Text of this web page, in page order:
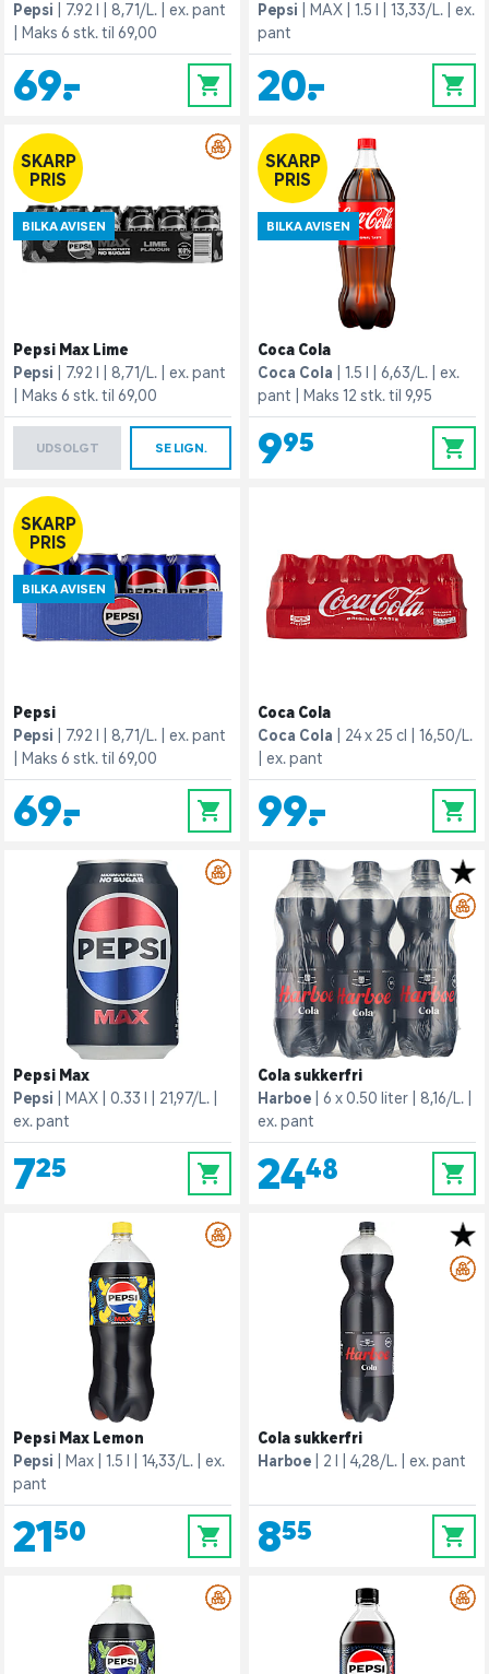
Pepsi
7.92 l 8,71/L.
ex. pant
Maks 6 stk. til 69,00
69,- 0
Pepsi
MAX 1.5 l 13,33/L.
ex.
pant
20,- 0
SKARP
PRIS
BILKA AVISEN
Pepsi Max Lime
Pepsi
7.92 l 8,71/L.
ex. pant
Maks 6 stk. til 69,00
UDSOLGT SE LIGN.
SKARP
PRIS
BILKA AVISEN
Coca Cola
Coca Cola
1.5 l 6,63/L.
ex.
pant
Maks 12 stk. til 9,95
9,95 0
SKARP
PRIS
BILKA AVISEN
Pepsi
Pepsi
7.92 l 8,71/L.
ex. pant
Maks 6 stk. til 69,00
69,- 0
Coca Cola
Coca Cola
24 x 25 cl
16,50/L.
ex. pant
99,- 0
Pepsi Max
Pepsi
MAX 0.33 l
21,97/L.
ex. pant
7,25 0
Cola sukkerfri
Harboe
6 x 0.50 liter
8,16/L.
ex. pant
24,48 0
Pepsi Max Lemon
Pepsi
Max 1.5 l 14,33/L.
ex.
pant
21,50 0
Cola sukkerfri
Harboe
2 l 4,28/L. ex. pant
8,55 0